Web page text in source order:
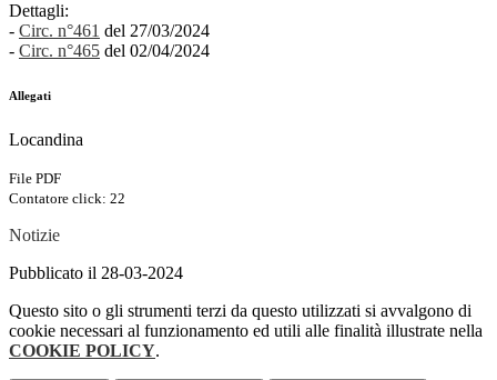
Dettagli:
- Circ. n°461 del 27/03/2024
- Circ. n°465 del 02/04/2024
Allegati
Locandina
File PDF
Contatore click: 22
Notizie
Pubblicato il 28-03-2024
Questo sito o gli strumenti terzi da questo utilizzati si avvalgono di
cookie necessari al funzionamento ed utili alle finalità illustrate nella
COOKIE POLICY.